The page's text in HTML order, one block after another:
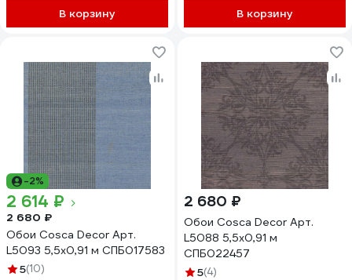
В корзину
В корзину
-2%
2 614 ₽
2 680 ₽
Обои Cosca Decor Арт.
L5093 5,5x0,91 м СПБ017583
5(10)
2 680 ₽
Обои Cosca Decor Арт.
L5088 5,5x0,91 м
СПБ022457
5(4)